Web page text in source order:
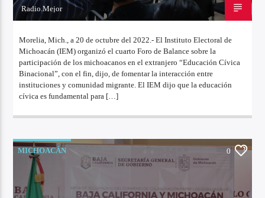
Radio.Mejor
Morelia, Mich., a 20 de octubre del 2022.- El Instituto Electoral de
Michoacán (IEM) organizó el cuarto Foro de Balance sobre la
participación de los michoacanos en el extranjero “Educación Cívica
Binacional”, con el fin, dijo, de fomentar la interacción entre
instituciones y comunidad migrante. El IEM dijo que la educación
cívica es fundamental para […]
MICHOACÁN 0